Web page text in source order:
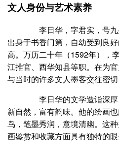
文人身份与艺术素养
李日华，字君实，号九
出身于书香门第，自幼受到良
高。万历二十年（1592年），
江推官、西华知县等职。在为
与当时的许多文人墨客交往密切
李日华的文学造诣深厚
新自然，富有韵味。他的绘画
鸟，笔墨秀润，意境清幽。这
画鉴赏和收藏方面具有独特的眼